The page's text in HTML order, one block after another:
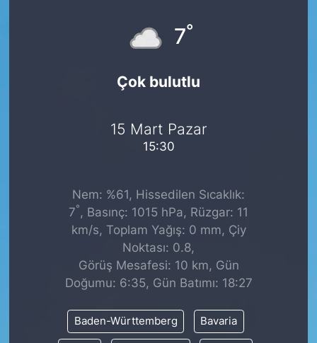
7°
Çok bulutlu
15 Mart Pazar
15:30
Nem: %61, Hissedilen Sıcaklık:
7° , Basınç: 1015 hPa, Rüzgar: 11
km/s, Toplam Yağış: 0 mm, Çiy
Noktası: 0.8,
Görüş Mesafesi: 10 km, Gün
Doğumu: 6:35, Gün Batımı: 18:27
Baden-Württemberg Bavaria